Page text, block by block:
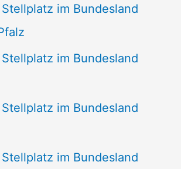
im Bundesland
im Bundesland
im Bundesland
im Bundesland